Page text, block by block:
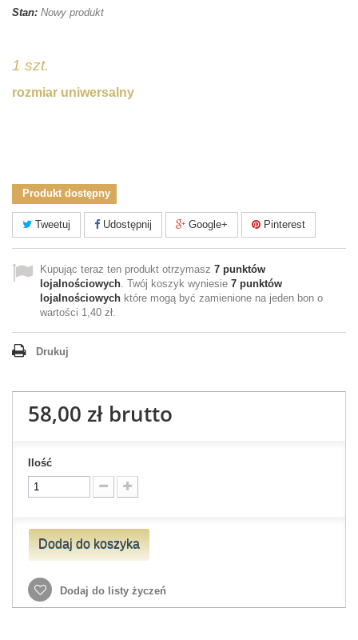
Stan: Nowy produkt
1 szt.
rozmiar uniwersalny
Produkt dostępny
Tweetuj Udostępnij Google+ Pinterest
Kupując teraz ten produkt otrzymasz 7 punktów
lojalnościowych. Twój koszyk wyniesie 7 punktów
lojalnościowych które mogą być zamienione na jeden bon o
wartości 1,40 zł.
Drukuj
58,00 zł brutto
Ilość
Dodaj do koszyka
Dodaj do listy życzeń